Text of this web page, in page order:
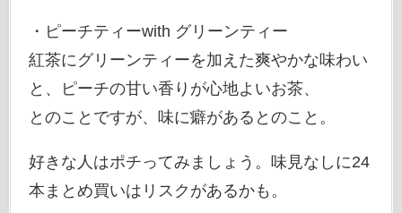
・ピーチティーwith グリーンティー
紅茶にグリーンティーを加えた爽やかな味わい
と、ピーチの甘い香りが心地よいお茶、
とのことですが、味に癖があるとのこと。
好きな人はポチってみましょう。味見なしに24
本まとめ買いはリスクがあるかも。